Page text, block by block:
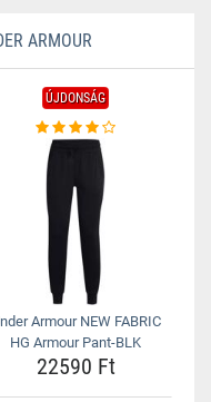
ARMOUR
ÚJDONSÁG
Armour NEW FABRIC
HG Armour Pant-BLK
22590 Ft